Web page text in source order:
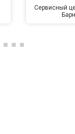
Сервисный